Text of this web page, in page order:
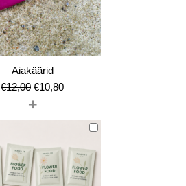
Aiakäärid
€12,00 Algne
hind
oli:
€10,80Current
is:
€10,80.
+